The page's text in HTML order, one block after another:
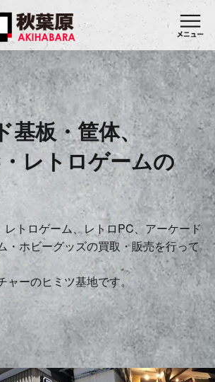
基板・筐体、
レトロゲームの
トロゲーム、レトロPC、アーケード
・ホビーグッズの買取・販売を行って
ャーのヒミツ基地です。